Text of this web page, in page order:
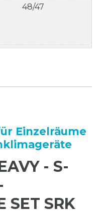
48/47
Einzelräume
- S-
SET SRK